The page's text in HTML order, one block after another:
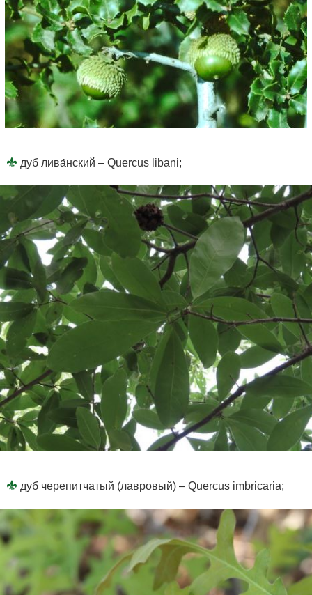
дуб лива́нский – Quercus libani;
дуб черепитчатый (лавровый) – Quercus imbricaria;